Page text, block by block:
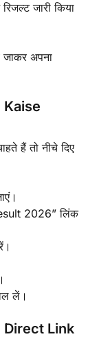
जारी किया
जाकर अपना
Kaise
हैं तो नीचे दिए
2026” लिंक
लें।
Direct Link